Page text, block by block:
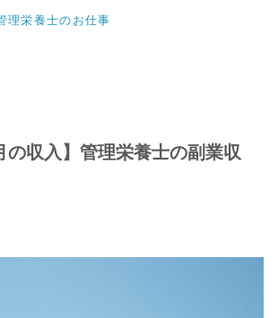
理栄養士のお仕事
の収入】管理栄養士の副業収